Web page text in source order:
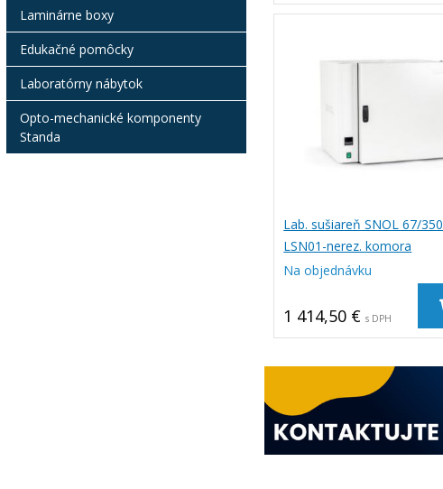
Lab. sušiareň SNOL 67/350
LSN01-nerez. komora
Na objednávku
1 414,50 € s DPH
Laminárne boxy
Edukačné pomôcky
Laboratórny nábytok
Opto-mechanické komponenty
Standa